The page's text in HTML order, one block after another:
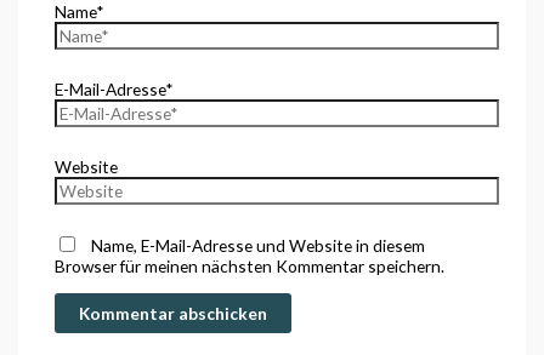
Name*
E-Mail-Adresse*
Website
Name, E-Mail-Adresse und Website in diesem
Browser für meinen nächsten Kommentar speichern.